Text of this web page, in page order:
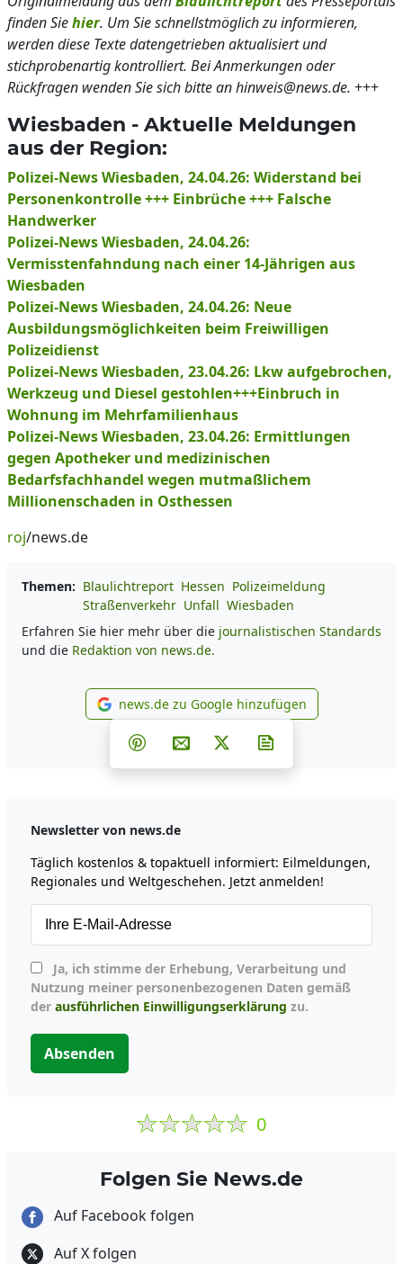
finden Siehier. Um Sie schnellstmöglich zu informieren,
werden diese Texte datengetrieben aktualisiert und
stichprobenartig kontrolliert. Bei Anmerkungen oder
Rückfragen wenden Sie sich bitte an hinweis@news.de. +++
Wiesbaden - Aktuelle Meldungen
aus der Region:
Polizei-News Wiesbaden, 24.04.26: Widerstand bei
Personenkontrolle +++ Einbrüche +++ Falsche
Handwerker
Polizei-News Wiesbaden, 24.04.26:
Vermisstenfahndung nach einer 14-Jährigen aus
Wiesbaden
Polizei-News Wiesbaden, 24.04.26: Neue
Ausbildungsmöglichkeiten beim Freiwilligen
Polizeidienst
Polizei-News Wiesbaden, 23.04.26: Lkw aufgebrochen,
Werkzeug und Diesel gestohlen+++Einbruch in
Wohnung im Mehrfamilienhaus
Polizei-News Wiesbaden, 23.04.26: Ermittlungen
gegen Apotheker und medizinischen
Bedarfsfachhandel wegen mutmaßlichem
Millionenschaden in Osthessen
roj/news.de
Themen: Blaulichtreport Hessen Polizeimeldung
Straßenverkehr Unfall Wiesbaden
Erfahren Sie hier mehr über die journalistischen Standards
und die Redaktion von news.de.
news.de zu Google
news.de zu Google hinzufügen
Teilen auf Facebook
Teilen auf Whatsapp
Teilen auf Telegram
Teilen auf Pinterest
Per E-Mail teilen
Post auf X
Newsletter von news.de
Täglich kostenlos & topaktuell informiert: Eilmeldungen,
Regionales und Weltgeschehen. Jetzt anmelden!
Nutzung meiner personenbezogenen Daten gemäß
der ausführlichen Einwilligungserklärung zu.
Absenden
0
Folgen Sie News.de
Auf Facebook folgen
Auf X folgen